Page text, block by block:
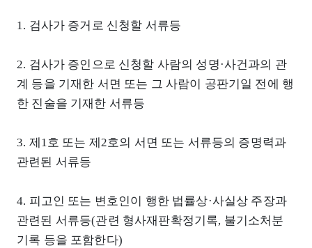
1. 검사가 증거로 신청할 서류등
2. 검사가 증인으로 신청할 사람의 성명·사건과의 관
계 등을 기재한 서면 또는 그 사람이 공판기일 전에 행
한 진술을 기재한 서류등
3. 제1호 또는 제2호의 서면 또는 서류등의 증명력과
관련된 서류등
4. 피고인 또는 변호인이 행한 법률상·사실상 주장과
관련된 서류등(관련 형사재판확정기록, 불기소처분
기록 등을 포함한다)